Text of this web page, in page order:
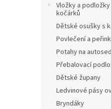
Vložky a
kočárků
Dětské osušky s
Povlečení a
Potahy na
Přebalovací
Dětské župany
Ledvinové pásy
Bryndáky